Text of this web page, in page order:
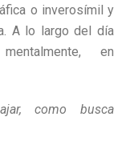
o inverosímil y
A lo largo del día
en
como busca